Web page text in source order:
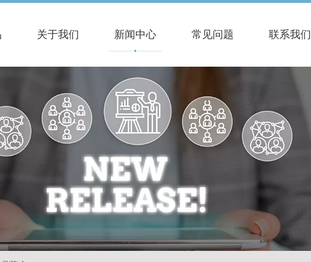
关于我们 新闻中心 常见问题 联系我们